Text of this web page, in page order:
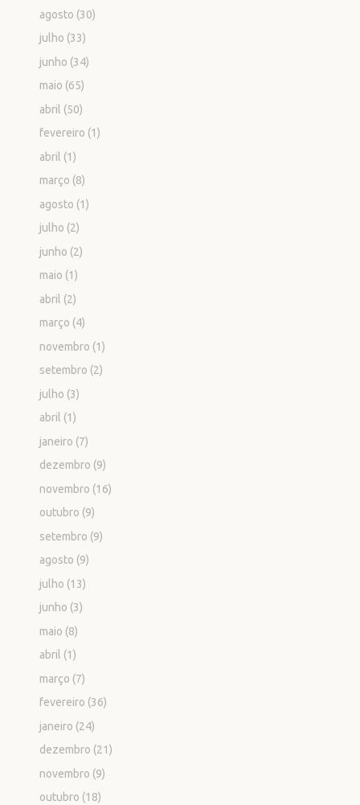
agosto (30)
julho (33)
junho (34)
maio (65)
abril (50)
fevereiro (1)
abril (1)
março (8)
agosto (1)
julho (2)
junho (2)
maio (1)
abril (2)
março (4)
novembro (1)
setembro (2)
julho (3)
abril (1)
janeiro (7)
dezembro (9)
novembro (16)
outubro (9)
setembro (9)
agosto (9)
julho (13)
junho (3)
maio (8)
abril (1)
março (7)
fevereiro (36)
janeiro (24)
dezembro (21)
novembro (9)
outubro (18)